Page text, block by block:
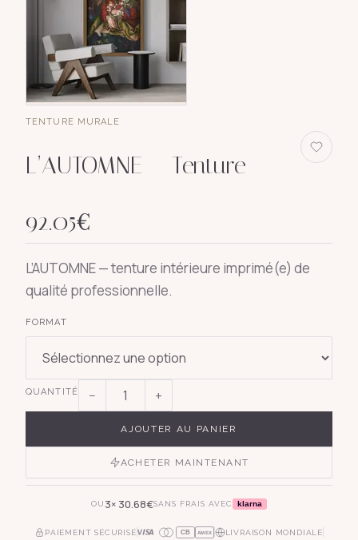
TENTURE MURALE
L’AUTOMNE — Tenture
92.05€
L’AUTOMNE — tenture intérieure imprimé(e) de
qualité professionnelle.
FORMAT
QUANTITÉ − +
AJOUTER AU PANIER
ACHETER MAINTENANT
OU 3× 30.68€SANS FRAIS AVEC klarna
PAIEMENT SÉCURISÉ CB AMEX
LIVRAISON MONDIALE